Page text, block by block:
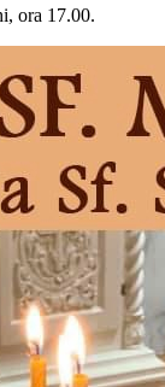
ora 17.00.